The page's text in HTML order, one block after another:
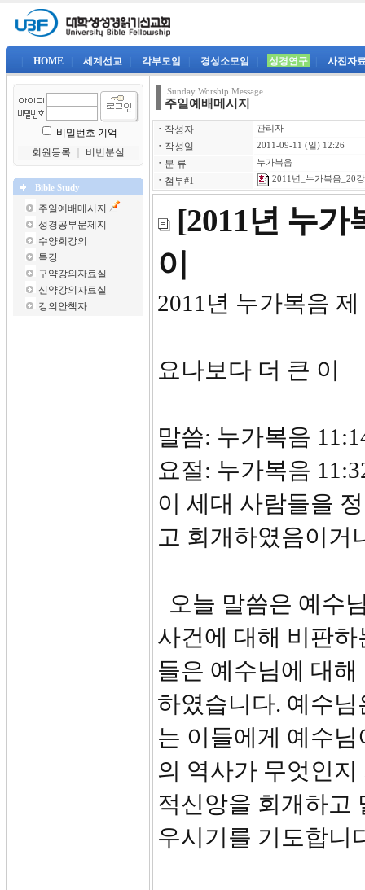
HOME 세계선교 각부모임 경성소모임 성경연구 사진자
비밀번호 기억
회원등록
비번분실
Bible Study
주일예배메시지
성경공부문제지
수양회강의
특강
구약강의자료실
신약강의자료실
강의안책자
Sunday Worship Message
주일예배메시지
ㆍ 작성자 관리자
ㆍ 작성일 2011-09-11 (일) 12:26
ㆍ 분 류 누가복음
ㆍ 첨부#1 2011년_누가복음_20
[2011년 누가
이
2011년 누가복음 제
요나보다 더 큰 이
말씀: 누가복음
요절: 누가복음
이 세대 사람들을
고 회개하였음이거
오늘 말씀은 예수
사건에 대해 비판
들은 예수님에 대
하였습니다. 예수
는 이들에게 예수
의 역사가 무엇인
적신앙을 회개하고
우시기를 기도합니